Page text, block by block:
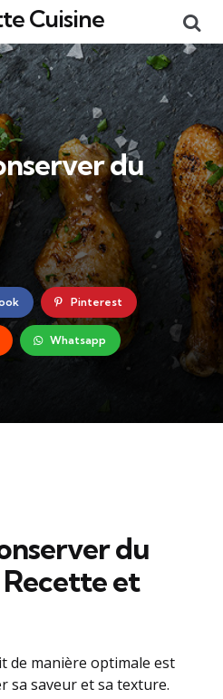
Cuisine
du
Pinterest
Whatsapp
du
et
de manière optimale est
sa saveur et sa texture.